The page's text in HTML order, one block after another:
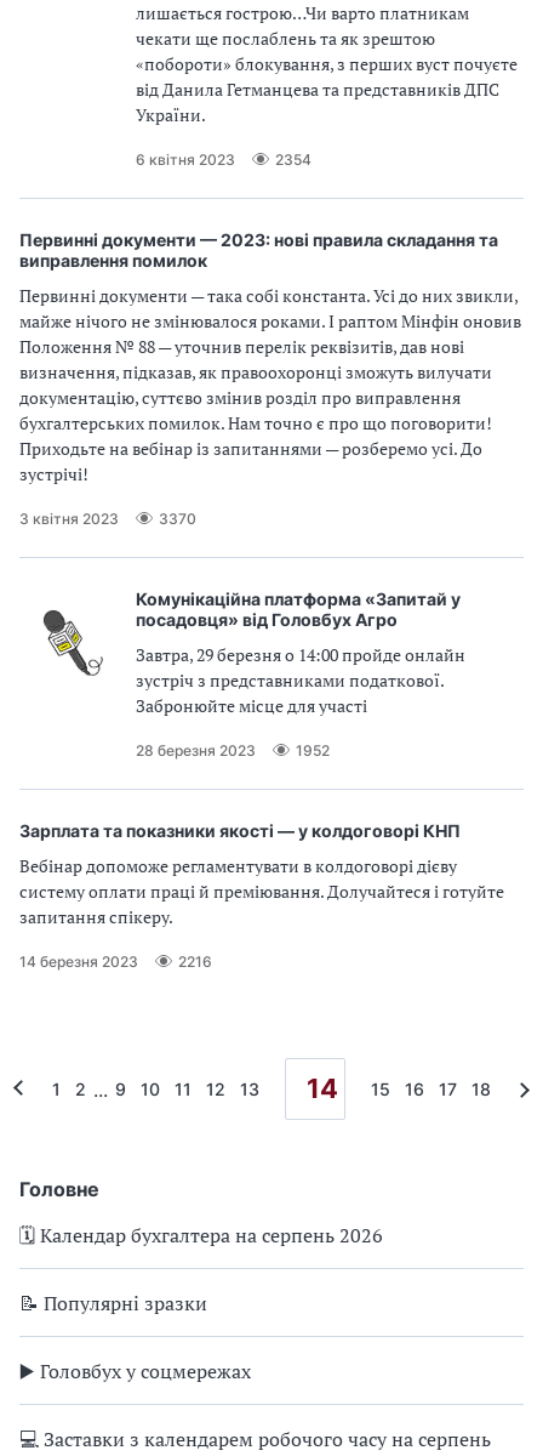
Головне
🗓️ Календар бухгалтера на серпень 2026
📝 Популярні зразки
▶️ Головбух у соцмережах
💻 Заставки з календарем робочого часу на серпень
лишається гострою…Чи варто платникам
чекати ще послаблень та як зрештою
«побороти» блокування, з перших вуст почуєте
від Данила Гетманцева та представників ДПС
України.
6 квітня 2023 2354
Первинні документи — 2023: нові правила складання та
виправлення помилок
Первинні документи — така собі константа. Усі до них звикли,
майже нічого не змінювалося роками. І раптом Мінфін оновив
Положення № 88 — уточнив перелік реквізитів, дав нові
визначення, підказав, як правоохоронці зможуть вилучати
документацію, суттєво змінив розділ про виправлення
бухгалтерських помилок. Нам точно є про що поговорити!
Приходьте на вебінар із запитаннями — розберемо усі. До
зустрічі!
3 квітня 2023 3370
Комунікаційна платформа «Запитай у
посадовця» від Головбух Агро
Завтра, 29 березня о 14:00 пройде онлайн
зустріч з представниками податкової.
Забронюйте місце для участі
28 березня 2023 1952
Зарплата та показники якості — у колдоговорі КНП
Вебінар допоможе регламентувати в колдоговорі дієву
систему оплати праці й преміювання. Долучайтеся і готуйте
запитання спікеру.
14 березня 2023 2216
1 2 ... 9 10 11 12 13 14 15 16 17 18